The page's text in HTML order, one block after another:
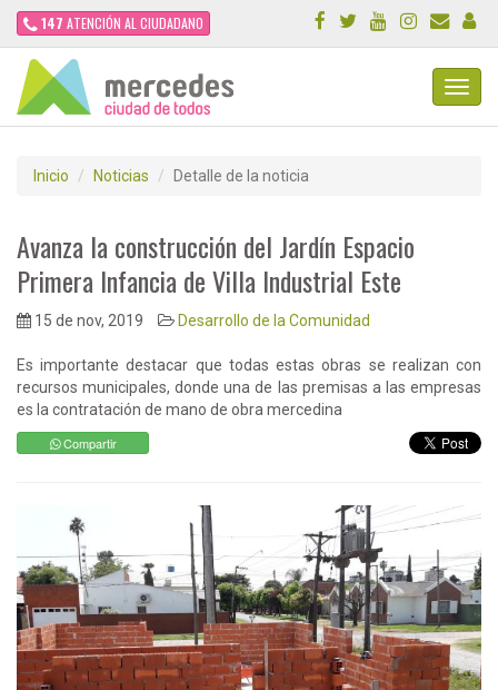
147 ATENCIÓN AL CIUDADANO
Inicio Noticias Detalle de la noticia
Avanza la construcción del Jardín Espacio
Primera Infancia de Villa Industrial Este
15 de nov, 2019 Desarrollo de la Comunidad
Es importante destacar que todas estas obras se realizan con
recursos municipales, donde una de las premisas a las empresas
es la contratación de mano de obra mercedina
Compartir